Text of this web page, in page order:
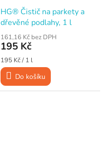
HG® Čistič na parkety a
dřevěné podlahy, 1 l
161,16 Kč bez DPH
195 Kč
Měrná
cena:
195 Kč / 1 l
Do košíku